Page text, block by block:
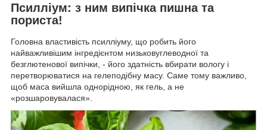
Псилліум: з ним випічка пишна та
пориста!
Головна властивість псилліуму, що робить його
найважливішим інгредієнтом низьковуглеводної та
безглютенової випічки, - його здатність вбирати вологу і
перетворюватися на гелеподібну масу. Саме тому важливо,
щоб маса вийшла однорідною, як гель, а не
«розшаровувалася».